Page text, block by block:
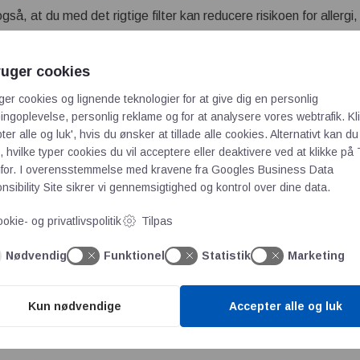
at du med det rigtige filter kan reducere risikoen for
partikler i luften.
og den gamle EN779-standard
kun målte filterets evne til at fange partikler på 0,4
og dermed under langt mere realistiske forhold. Det betyder,
produkter præsterer mod både små og store partikler.
og F7, findes derfor ikke længere i den nye standard. I
som viser, hvor stor en andel af partiklerne i en bestemt
at sammenligne filtre på tværs af producenter, fordi
anvendes for eksempel kun ISO16890-godkendte
og produceret under grøn energi – en løsning, der både
her
cookies
cookies og lignende teknologier for at give dig en personlig
personlig reklame og for at analysere vores webtrafik.
alle og luk', hvis du ønsker at tillade alle cookies. Alternativt kan du
hvilke typer cookies du vil acceptere eller deaktivere ved at klikke på
I overensstemmelse med kravene fra Googles Business Data
Site sikrer vi gennemsigtighed og kontrol over dine data.
og privatlivspolitik Tilpas
Nødvendig Funktionel Statistik Marketing
Kun nødvendige Accepter alle og luk